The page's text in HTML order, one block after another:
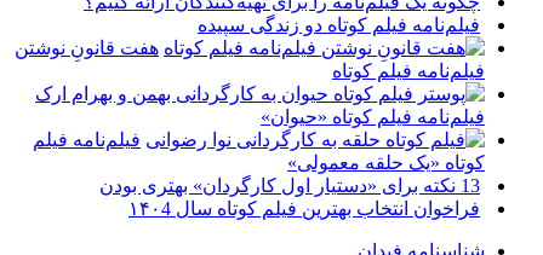
فیلم‌نامه فیلم کوتاه دو زندگی سپیده
هفت قانونِ نوشتن
فیلم‌نامه فیلم کوتاه
فیلم‌نامه فیلم کوتاه «حیوان»
فیلم‌نامه فیلم
کوتاه «یک حلقه معمولی»
13 نکته برای «دستیار اول کارگردان» بهتری بودن
فراخوان انتخاب بهترین فیلم کوتاه سال ۱۴۰4
شناسنامه فیدان